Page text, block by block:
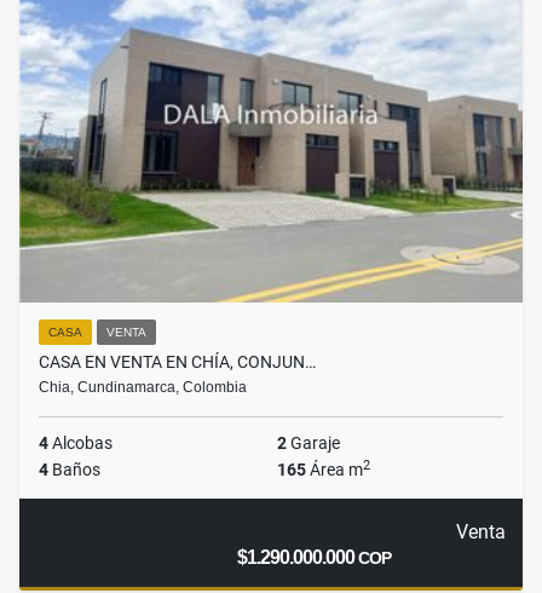
CASA VENTA
CASA EN VENTA EN CHÍA, CONJUN…
Chia, Cundinamarca, Colombia
4Alcobas 2Garaje
4 Baños 165Área m2
Venta
$1.290.000.000COP